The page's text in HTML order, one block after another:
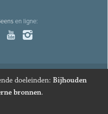
en ligne:
honoraire
de Louvain
doeleinden: Bijhouden
bronnen.